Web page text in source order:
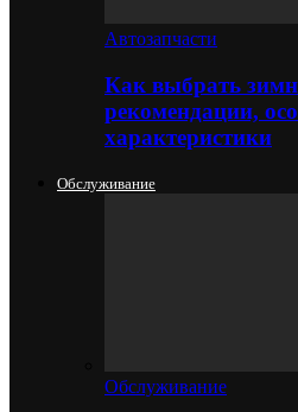
Автозапчасти
Как выбрать
рекомендации,
характеристики
Обслуживание
Обслуживание